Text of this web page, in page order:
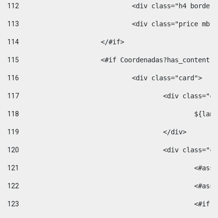
112
<div class="h4
113
<div class="price
114
			</#if>
115
<#if
116
				<div class="card">
117
<div
118
119
					</div>
120
<div
121
122
123